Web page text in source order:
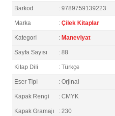
Barkod : 9789759139223
Marka : Çilek Kitaplar
Kategori : Maneviyat
Sayfa Sayısı : 88
Kitap Dili : Türkçe
Eser Tipi : Orjinal
Kapak Rengi : CMYK
Kapak Gramajı : 230